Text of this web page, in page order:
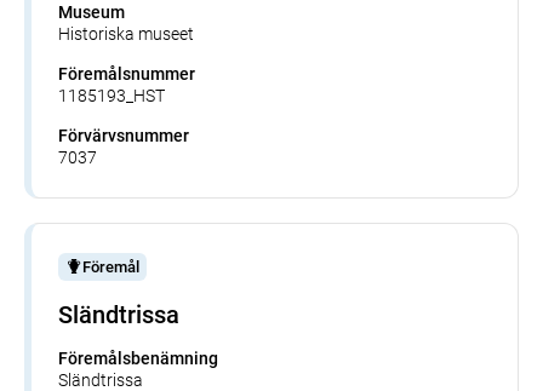
Museum
Historiska museet
Föremålsnummer
1185193_HST
Förvärvsnummer
7037
Föremål
Sländtrissa
Föremålsbenämning
Sländtrissa